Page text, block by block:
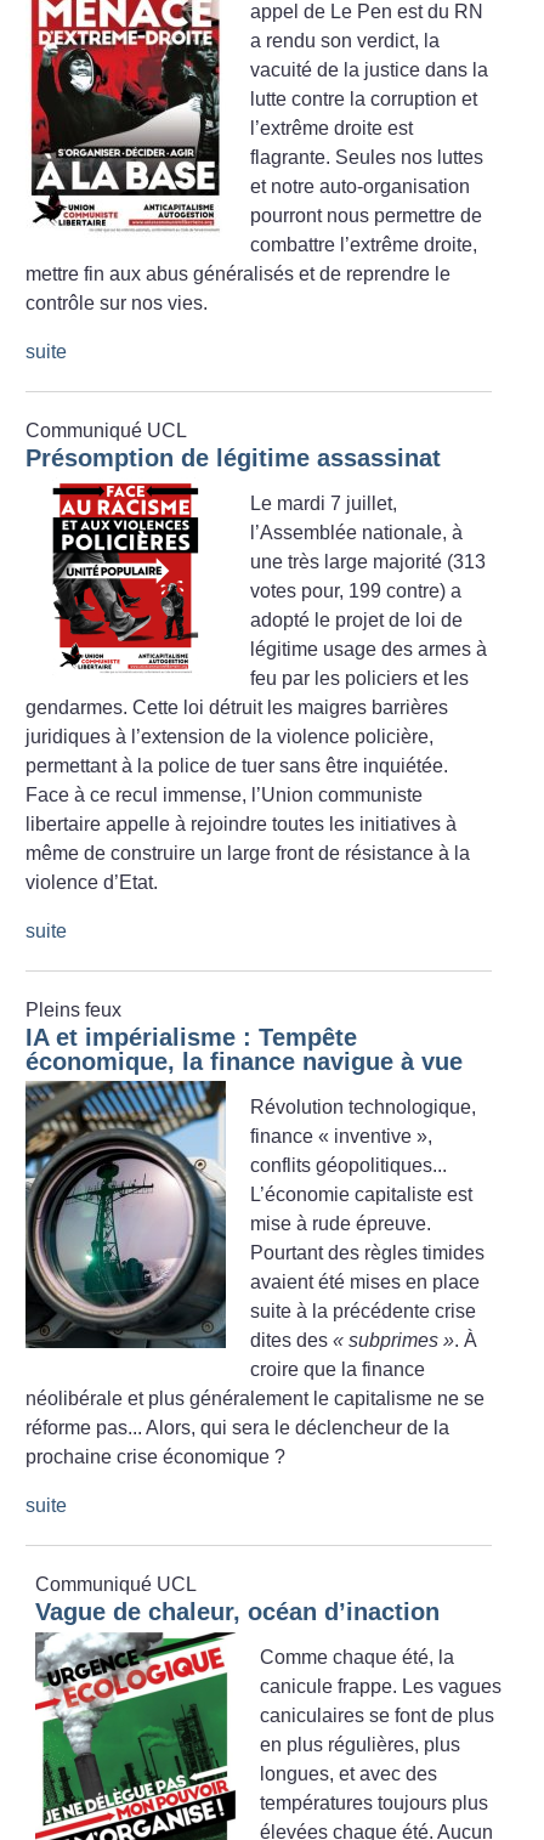
appel de Le Pen est du RN
a rendu son verdict, la
vacuité de la justice dans la
lutte contre la corruption et
l’extrême droite est
flagrante. Seules nos luttes
et notre auto-organisation
pourront nous permettre de
combattre l’extrême droite,
mettre fin aux abus généralisés et de reprendre le
contrôle sur nos vies.
suite
Communiqué UCL
Présomption de légitime assassinat
Le mardi 7 juillet,
l’Assemblée nationale, à
une très large majorité (313
votes pour, 199 contre) a
adopté le projet de loi de
légitime usage des armes à
feu par les policiers et les
gendarmes. Cette loi détruit les maigres barrières
juridiques à l’extension de la violence policière,
permettant à la police de tuer sans être inquiétée.
Face à ce recul immense, l’Union communiste
libertaire appelle à rejoindre toutes les initiatives à
même de construire un large front de résistance à la
violence d’Etat.
suite
Pleins feux
IA et impérialisme : Tempête
économique, la finance navigue à vue
Révolution technologique,
finance « inventive »,
conflits géopolitiques...
L’économie capitaliste est
mise à rude épreuve.
Pourtant des règles timides
avaient été mises en place
suite à la précédente crise
dites des« subprimes ». À
croire que la finance
néolibérale et plus généralement le capitalisme ne se
réforme pas... Alors, qui sera le déclencheur de la
prochaine crise économique ?
suite
Communiqué UCL
Vague de chaleur, océan d’inaction
Comme chaque été, la
canicule frappe. Les vagues
caniculaires se font de plus
en plus régulières, plus
longues, et avec des
températures toujours plus
élevées chaque été. Aucun